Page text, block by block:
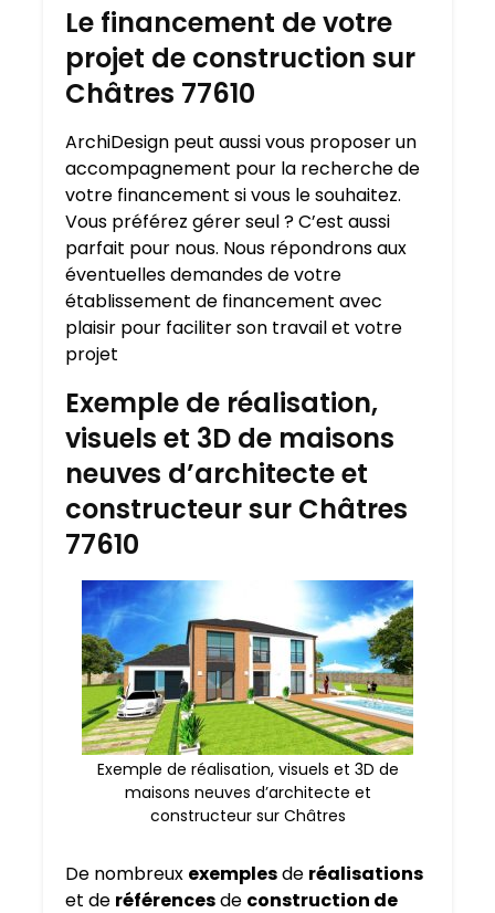
Le financement de votre
projet de construction sur
Châtres 77610
ArchiDesign peut aussi vous proposer un
accompagnement pour la recherche de
votre financement si vous le souhaitez.
Vous préférez gérer seul ? C’est aussi
parfait pour nous. Nous répondrons aux
éventuelles demandes de votre
établissement de financement avec
plaisir pour faciliter son travail et votre
projet
Exemple de réalisation,
visuels et 3D de maisons
neuves d’architecte et
constructeur sur Châtres
77610
Exemple de réalisation, visuels et 3D de
maisons neuves d’architecte et
constructeur sur Châtres
De nombreux exemplesde réalisations
et de référencesde construction de